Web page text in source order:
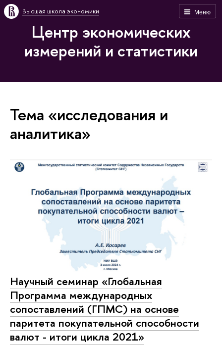
Меню
Высшая школа экономики
Центр экономических
измерений и статистики
Тема «исследования и
аналитика»
Научный семинар «Глобальная
Программа международных
сопоставлений (ГПМС) на основе
паритета покупательной способности
валют - итоги цикла 2021»